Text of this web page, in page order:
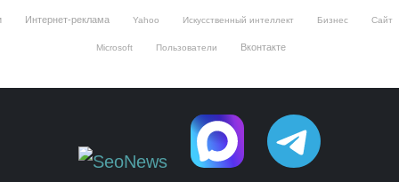
Интернет-реклама Yahoo Искусственный интеллект Бизнес Сайт
Microsoft Пользователи Вконтакте